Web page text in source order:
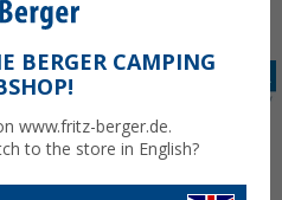
BERGER CAMPING
www.fritz-berger.de.
to the store in English?